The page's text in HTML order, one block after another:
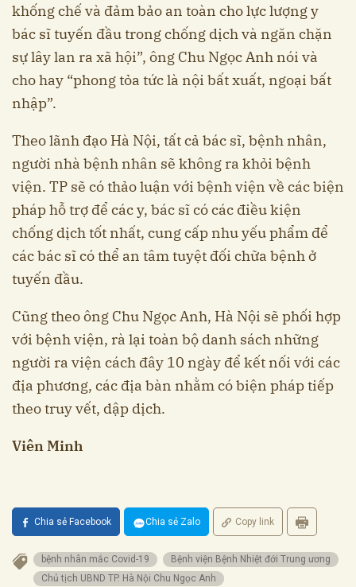
khống chế và đảm bảo an toàn cho lực lượng y
bác sĩ tuyến đầu trong chống dịch và ngăn chặn
sự lây lan ra xã hội”, ông Chu Ngọc Anh nói và
cho hay “phong tỏa tức là nội bất xuất, ngoại bất
nhập”.
Theo lãnh đạo Hà Nội, tất cả bác sĩ, bệnh nhân,
người nhà bệnh nhân sẽ không ra khỏi bệnh
viện. TP sẽ có thảo luận với bệnh viện về các biện
pháp hỗ trợ để các y, bác sĩ có các điều kiện
chống dịch tốt nhất, cung cấp nhu yếu phẩm để
các bác sĩ có thể an tâm tuyệt đối chữa bệnh ở
tuyến đầu.
Cũng theo ông Chu Ngọc Anh, Hà Nội sẽ phối hợp
với bệnh viện, rà lại toàn bộ danh sách những
người ra viện cách đây 10 ngày để kết nối với các
địa phương, các địa bàn nhằm có biện pháp tiếp
theo truy vết, dập dịch.
Viên Minh
Chia sẻ Facebook Chia sẻ Zalo Copy link
bệnh nhân mắc Covid-19
Bệnh viện Bệnh Nhiệt đới Trung ương
Chủ tịch UBND TP. Hà Nội Chu Ngọc Anh